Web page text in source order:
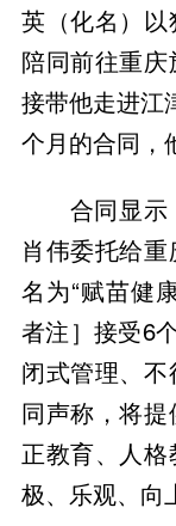
英（化名）
陪同前往重
接带他走进江
个月的合同，
合同显
肖伟委托给
名为“赋苗健
者注］接受6
闭式管理、
同声称，将
正教育、人
极、乐观、向